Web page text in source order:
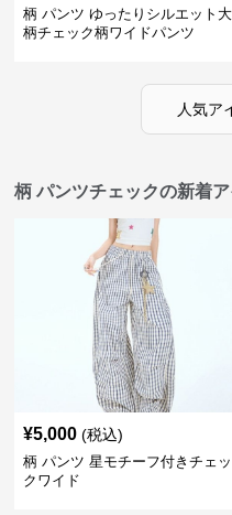
柄 パンツ ゆったりシルエット大
柄チェック柄ワイドパンツ
人気ア
柄 パンツチェックの新着
¥5,000 (税込)
柄 パンツ 星モチーフ付きチェッ
クワイド